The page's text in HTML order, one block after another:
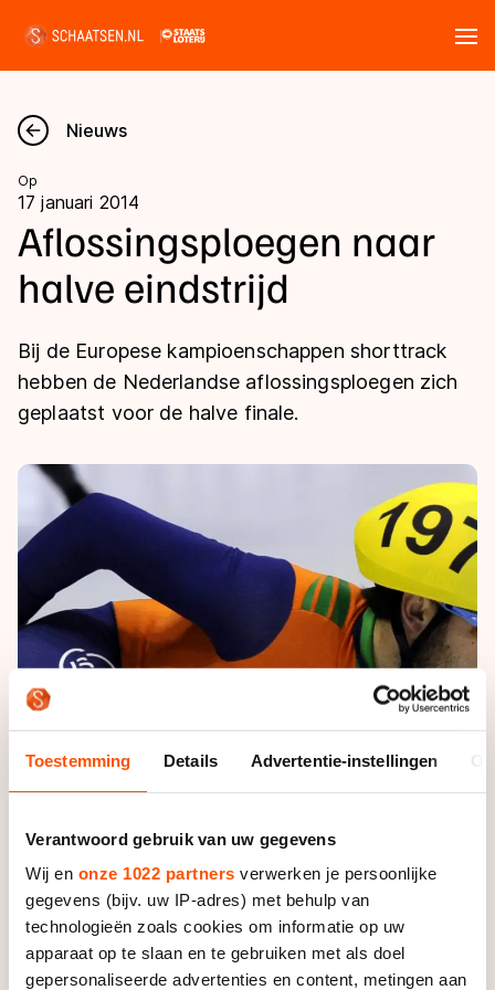
Toestemming Details Advertentie-instellingen
Verantwoord gebruik van uw gegevens
Wij en onze 1022 partners verwerken je persoonlijke
gegevens (bijv. uw IP-adres) met behulp van
technologieën zoals cookies om informatie op uw
apparaat op te slaan en te gebruiken met als doel
gepersonaliseerde advertenties en content, metingen aan
Nieuws
Kalender
Disciplines
Langebaan
Shorttrack
Kunstschaatsen
Schoonrijden
Natuurijs
Uitslagen
Langebaan
Marathon
Inlineskaten
Kunstschaatsen
Tijden & historie
Ranglijsten Langebaan
Persoonlijke records & tijden
Historie & statistiek
De weg op
Inschrijven wedstrijden
Algemene Nederlandse Schaatstijd
Deze zomer de weg op
Waar kan ik schaatsen en skaten?
Schaatsfans
Alles voor jou als schaatsfan
Evenementen
Tickets
Olympische Spelen
Olympische Spelen
Medaille overzicht
Medaillespiegel
Van Jong tot Goud verhalen
Nieuws
Op
17 januari 2014
Aflossingsploegen naar
halve eindstrijd
Bij de Europese kampioenschappen shorttrack
hebben de Nederlandse aflossingsploegen zich
geplaatst voor de halve finale.
Zowel de dames als de heren slaagden erin om door